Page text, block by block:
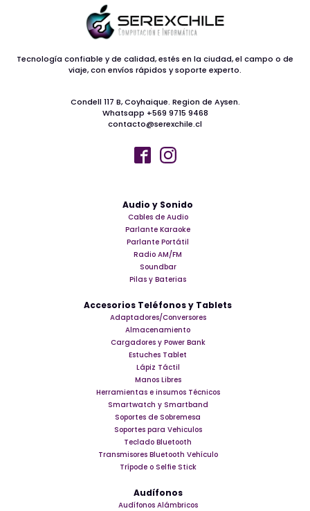
Audio y Sonido
Cables de Audio
Parlante Karaoke
Parlante Portátil
Radio AM/FM
Soundbar
Pilas y Baterias
Accesorios Teléfonos y Tablets
Adaptadores/Conversores
Almacenamiento
Cargadores y Power Bank
Estuches Tablet
Lápiz Táctil
Manos Libres
Herramientas e insumos Técnicos
Smartwatch y Smartband
Soportes de Sobremesa
Soportes para Vehiculos
Teclado Bluetooth
Transmisores Bluetooth Vehículo
Trípode o Selfie Stick
Audífonos
Audífonos Alámbricos
Tecnología confiable y de calidad, estés en la ciudad, el campo o de
viaje, con envíos rápidos y soporte experto.
Condell 117 B, Coyhaique. Region de Aysen.
Whatsapp +569 9715 9468
contacto@serexchile.cl